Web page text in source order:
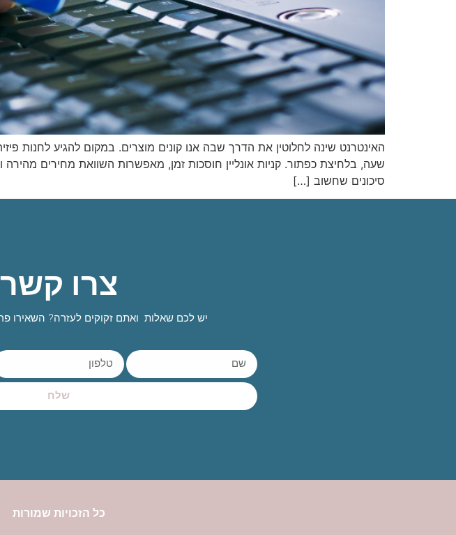
האינטרנט שינה לחלוטין את הדרך שבה אנו קונים מוצרים. במקום להגיע לחנות
שעה, בלחיצת כפתור. קניות אונליין חוסכות זמן, מאפשרות השוואת מחירים
סיכונים שחשוב […]
צרו קשר
יש לכם שאלות ואתם זקוקים לעזרה? השאירו
שלח
כל הזכויות שמורות